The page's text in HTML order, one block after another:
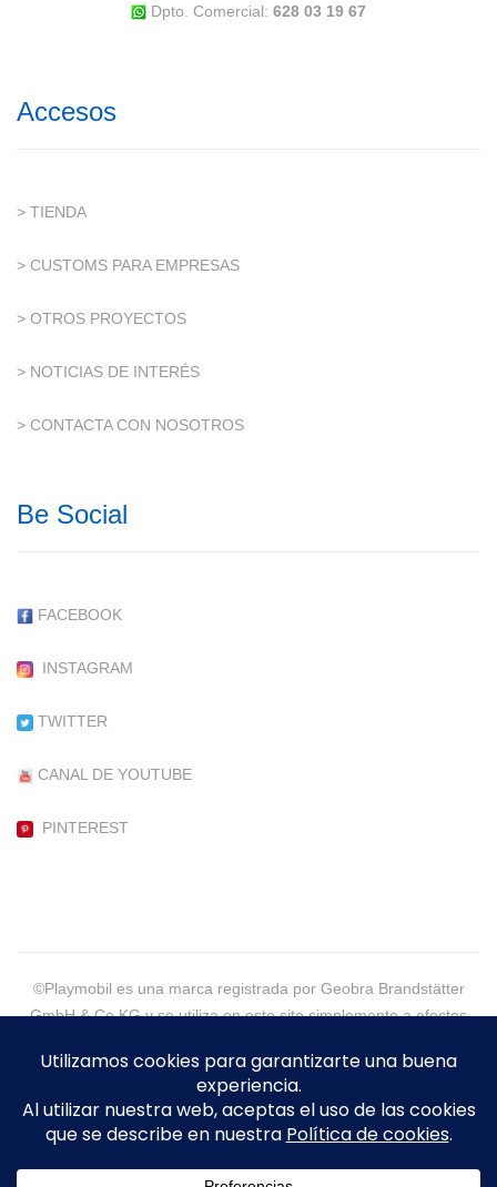
Dpto. Comercial: 628 03 19 67
Accesos
> TIENDA
> CUSTOMS PARA EMPRESAS
> OTROS PROYECTOS
> NOTICIAS DE INTERÉS
> CONTACTA CON NOSOTROS
Be Social
FACEBOOK
INSTAGRAM
TWITTER
CANAL DE YOUTUBE
PINTEREST
©Playmobil es una marca registrada por Geobra Brandstätter
GmbH & Co KG y se utiliza en este site simplemente a efectos
©2021 - PlaymoGeneration, More than Customs - Eva Alpera -
Todos los Derechos Reservados
Legal|Política de Cookies|Política de Privacidad